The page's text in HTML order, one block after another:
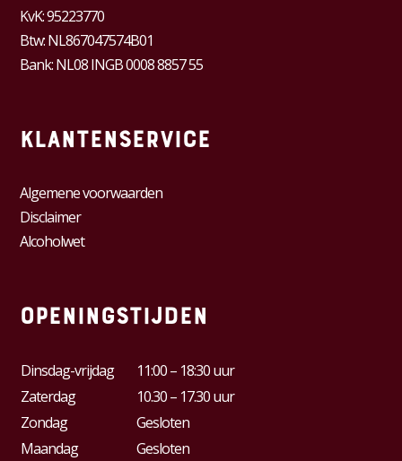
KvK:95223770
Btw:NL867047574B01
Bank: NL08 INGB 0008 8857 55
Klantenservice
Algemene voorwaarden
Disclaimer
Alcoholwet
Openingstijden
Dinsdag-vrijdag
11:00 – 18:30 uur
Zaterdag
10.30 – 17.30 uur
Zondag
Gesloten
Maandag
Gesloten